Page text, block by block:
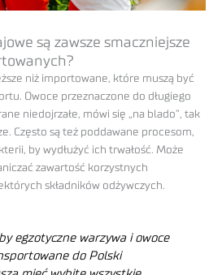
są zawsze smaczniejsze
niż importowane, które muszą być
Owoce przeznaczone do długiego
niedojrzałe, mówi się „na blado”, tak
Często są też poddawane procesom,
by wydłużyć ich trwałość. Może
zawartość korzystnych
składników odżywczych.
egzotyczne warzywa i owoce
do Polski